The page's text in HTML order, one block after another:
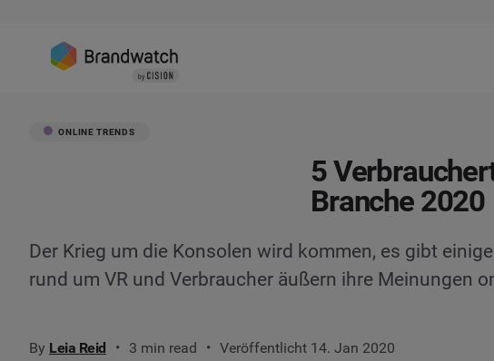
ONLINE TRENDS
5
Branche 2020
Der Krieg um die Konsolen wird kommen, es gibt
rund um VR und Verbraucher äußern ihre Meinungen
By Leia Reid 3 min read Veröffentlicht 14. Jan 2020